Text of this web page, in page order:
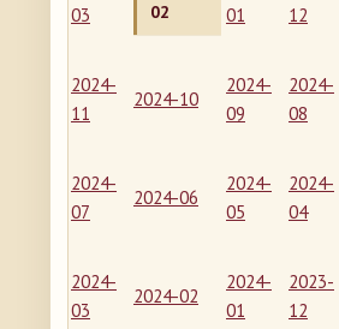
03
02
01
12
2024-
11
2024-10
2024-
09
2024-
08
2024-
07
2024-06
2024-
05
2024-
04
2024-
03
2024-02
2024-
01
2023-
12